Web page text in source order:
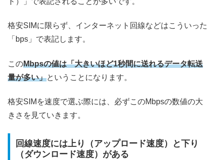
格安SIMに限らず、インターネット回線などはこういった
「bps」で表記します。
このMbpsの値は「大きいほど1秒間に送れるデータ転送
量が多い」ということになります。
格安SIMを速度で選ぶ際には、必ずこのMbpsの数値の大
きさを見ていきます。
回線速度には上り（アップロード速度）と下り
（ダウンロード速度）がある